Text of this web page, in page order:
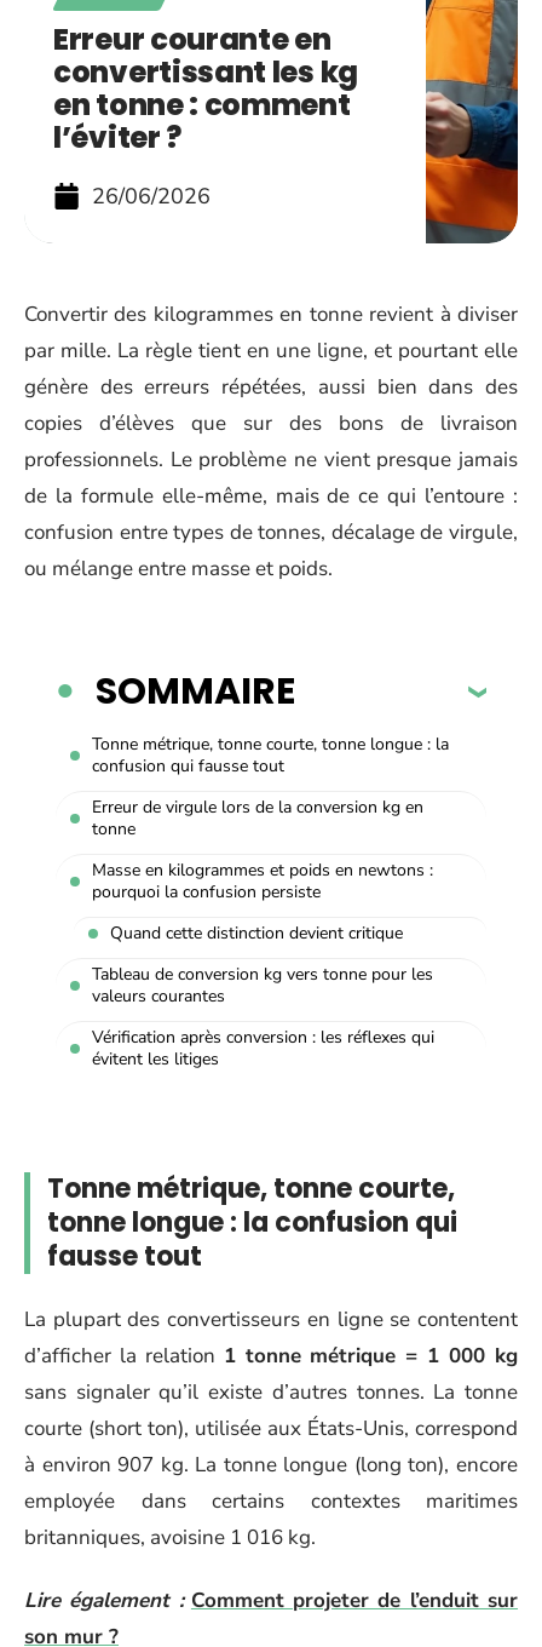
Erreur courante en
convertissant les kg
en tonne : comment
l’éviter ?
26/06/2026
Convertir des kilogrammes en tonne revient à diviser
par mille. La règle tient en une ligne, et pourtant elle
génère des erreurs répétées, aussi bien dans des
copies d’élèves que sur des bons de livraison
professionnels. Le problème ne vient presque jamais
de la formule elle-même, mais de ce qui l’entoure :
confusion entre types de tonnes, décalage de virgule,
ou mélange entre masse et poids.
SOMMAIRE
Tonne métrique, tonne courte, tonne longue : la
confusion qui fausse tout
Erreur de virgule lors de la conversion kg en
tonne
Masse en kilogrammes et poids en newtons :
pourquoi la confusion persiste
Quand cette distinction devient critique
Tableau de conversion kg vers tonne pour les
valeurs courantes
Vérification après conversion : les réflexes qui
évitent les litiges
Tonne métrique, tonne courte,
tonne longue : la confusion qui
fausse tout
La plupart des convertisseurs en ligne se contentent
d’afficher la relation 1 tonne métrique = 1 000 kg
sans signaler qu’il existe d’autres tonnes. La tonne
courte (short ton), utilisée aux États-Unis, correspond
à environ 907 kg. La tonne longue (long ton), encore
employée dans certains contextes maritimes
britanniques, avoisine 1 016 kg.
Lire également : Comment projeter de l’enduit sur
son mur ?